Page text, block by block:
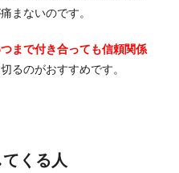
まないのです。
まで付き合っても信頼関係
るのがおすすめです。
くる人